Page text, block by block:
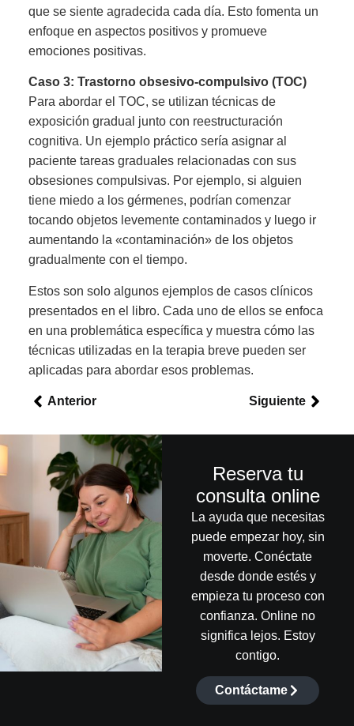
que se siente agradecida cada día. Esto fomenta un
enfoque en aspectos positivos y promueve
emociones positivas.
Caso 3: Trastorno obsesivo-compulsivo (TOC)
Para abordar el TOC, se utilizan técnicas de
exposición gradual junto con reestructuración
cognitiva. Un ejemplo práctico sería asignar al
paciente tareas graduales relacionadas con sus
obsesiones compulsivas. Por ejemplo, si alguien
tiene miedo a los gérmenes, podrían comenzar
tocando objetos levemente contaminados y luego ir
aumentando la «contaminación» de los objetos
gradualmente con el tiempo.
Estos son solo algunos ejemplos de casos clínicos
presentados en el libro. Cada uno de ellos se enfoca
en una problemática específica y muestra cómo las
técnicas utilizadas en la terapia breve pueden ser
aplicadas para abordar esos problemas.
Anterior Siguiente
Reserva tu
consulta online
La ayuda que necesitas
puede empezar hoy, sin
moverte. Conéctate
desde donde estés y
empieza tu proceso con
confianza. Online no
significa lejos. Estoy
contigo.
Contáctame